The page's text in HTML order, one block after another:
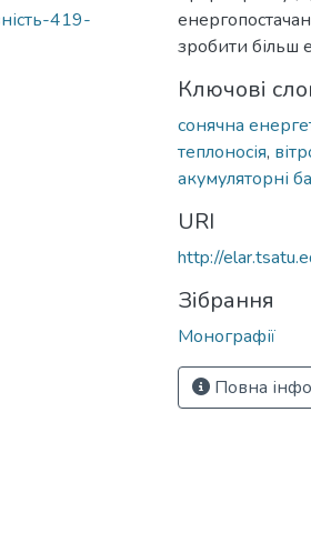
419-
зробити більш
Ключові
сонячна
теплоносія,
акумуляторні
URI
http://
Зібрання
Монографії
Повна